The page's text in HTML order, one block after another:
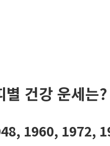
건강 운세는?
1960, 1972,